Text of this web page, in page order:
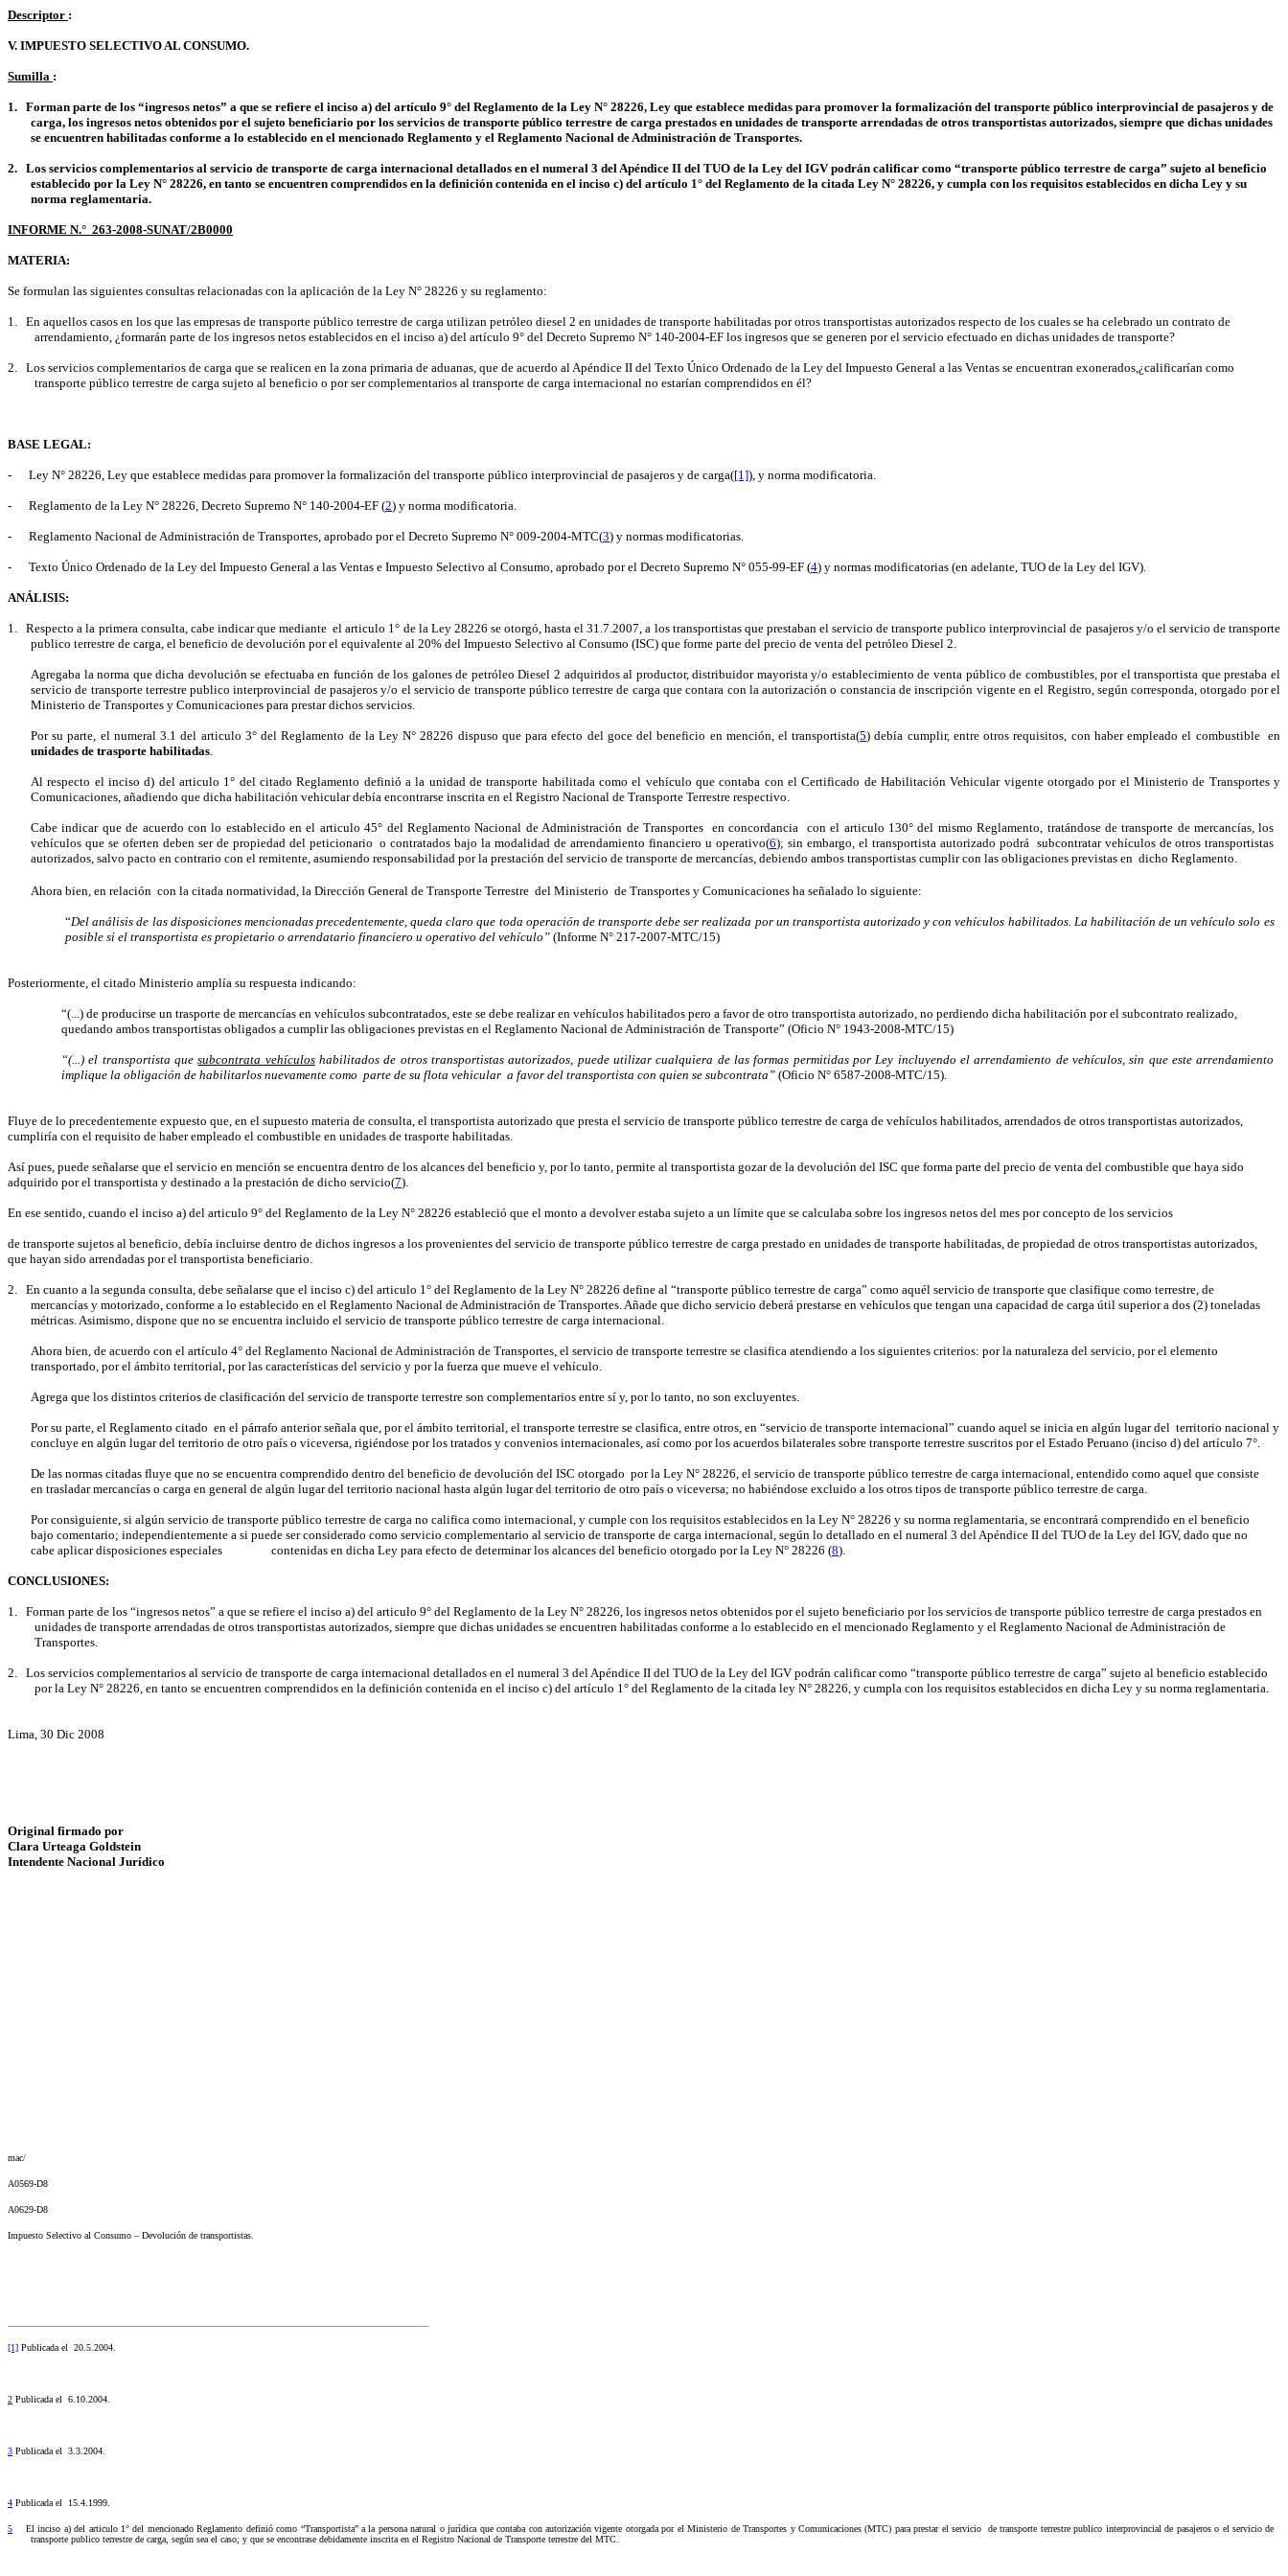
Descriptor :
V. IMPUESTO SELECTIVO AL CONSUMO.
Sumilla :
1.
Forman parte de los “ingresos netos” a que se refiere el inciso a) del artículo 9° del Reglamento de la Ley N° 28226, Ley que establece medidas para promover la formalización del transporte público interprovincial de pasajeros y de
carga, los ingresos netos obtenidos por el sujeto beneficiario por los serviciosde transporte público terrestre de carga prestados en unidades de transporte arrendadas de otros transportistas autorizados, siempre que dichas unidades
se encuentren habilitadas conforme a lo establecido en el mencionado Reglamento y el Reglamento Nacional de Administración de Transportes.
2. Los servicios complementarios al servicio de transporte de carga internacional detallados en el numeral 3 del Apéndice II del TUO de la Ley del IGV podrán calificar como “transporte público terrestre de carga” sujeto al beneficio
establecido por la Ley N° 28226, en tanto se encuentren comprendidos en la definición contenida en el inciso c) del artículo 1° del Reglamento de la citada Ley N° 28226, y cumpla con los requisitos establecidos en dicha Ley y su
norma reglamentaria.
INFORME N.° 263-2008-SUNAT/2B0000
MATERIA:
Se formulan las siguientes consultas relacionadas con la aplicación de la Ley N° 28226 y su reglamento:
1. En aquellos casos en los que las empresas de transporte público terrestre de carga utilizan petróleo diesel 2 en unidades de transporte habilitadas por otros transportistas autorizados respecto de los cuales se ha celebrado un contrato de
arrendamiento, ¿formarán parte de los ingresos netos establecidos en el inciso a) del artículo 9° del Decreto Supremo N° 140-2004-EF los ingresos que se generen por el servicio efectuado en dichas unidades de transporte?
2. Los servicios complementarios de carga que se realicen en la zona primaria de aduanas, que de acuerdo al Apéndice II del Texto Único Ordenado de la Ley del Impuesto General a las Ventas se encuentran exonerados,¿calificarían como
transporte público terrestre de carga sujeto al beneficio o por ser complementarios al transporte de carga internacional no estarían comprendidos en él?
BASE LEGAL:
- Ley N° 28226, Ley que establece medidas para promover la formalización del transporte público interprovincial de pasajeros y de carga([1]), y norma modificatoria.
- Reglamento de la Ley N° 28226, Decreto Supremo N° 140-2004-EF (2) y norma modificatoria.
- Reglamento Nacional de Administración de Transportes, aprobado por el Decreto Supremo N° 009-2004-MTC(3) y normas modificatorias.
- Texto Único Ordenado de la Ley del Impuesto General a las Ventas e Impuesto Selectivo al Consumo, aprobado por el Decreto Supremo N° 055-99-EF (4) y normas modificatorias (en adelante, TUO de la Ley del IGV).
ANÁLISIS:
1. Respecto a la primera consulta, cabe indicar que mediante el articulo 1° de la Ley 28226 se otorgó, hasta el 31.7.2007, a los transportistas que prestaban el servicio de transporte publico interprovincial de pasajeros y/o el servicio de transporte
publico terrestre de carga, el beneficio de devolución por el equivalente al 20% del Impuesto Selectivo al Consumo (ISC) que forme parte del precio de venta del petróleo Diesel 2.
Agregaba la norma que dicha devolución se efectuaba en función de los galones de petróleo Diesel 2 adquiridos al productor, distribuidor mayorista y/o establecimiento de venta público de combustibles, por el transportista que prestaba el
servicio de transporte terrestre publico interprovincial de pasajeros y/o el servicio de transporte público terrestre de carga que contara con la autorización o constancia de inscripción vigente en el Registro, según corresponda, otorgado por el
Ministerio de Transportes y Comunicaciones para prestar dichos servicios.
Por su parte, el numeral 3.1 del articulo 3° del Reglamento de la Ley N° 28226 dispuso que para efecto del goce del beneficio en mención, el transportista(5) debía cumplir, entre otros requisitos, con haber empleado el combustible en
unidades de trasporte habilitadas.
Al respecto el inciso d) del articulo 1° del citado Reglamento definió a la unidad de transporte habilitada como el vehículo que contaba con el Certificado de Habilitación Vehicular vigente otorgado por el Ministerio de Transportes y
Comunicaciones, añadiendo que dicha habilitación vehicular debía encontrarse inscrita en el Registro Nacional de Transporte Terrestre respectivo.
Cabe indicar que de acuerdo con lo establecido en el articulo 45° del Reglamento Nacional de Administración de Transportes en concordancia con el articulo 130° del mismo Reglamento, tratándose de transporte de mercancías, los
vehículos que se oferten deben ser de propiedad del peticionario o contratados bajo la modalidad de arrendamiento financiero u operativo(6); sin embargo, el transportista autorizado podrá subcontratar vehículos de otros transportistas
autorizados, salvo pacto en contrario con el remitente, asumiendo responsabilidad por la prestación del servicio de transporte de mercancías, debiendo ambos transportistas cumplir con las obligaciones previstas en dicho Reglamento.
Ahora bien, en relación con la citada normatividad, la Dirección General de Transporte Terrestre del Ministerio de Transportes y Comunicaciones ha señalado lo siguiente:
“Del análisis de las disposiciones mencionadas precedentemente, queda claro que toda operación de transporte debe ser realizada por un transportista autorizado y con vehículos habilitados. La habilitación de un vehículo solo es
posible si el transportista es propietario o arrendatario financiero u operativo del vehículo”(Informe N° 217-2007-MTC/15)
Posteriormente, el citado Ministerio amplía su respuesta indicando:
“(...) de producirse un trasporte de mercancías en vehículos subcontratados, este se debe realizar en vehículos habilitados pero a favor de otro transportista autorizado, no perdiendo dicha habilitación por el subcontrato realizado,
quedando ambos transportistas obligados a cumplir las obligaciones previstas en el Reglamento Nacional de Administración de Transporte” (Oficio N° 1943-2008-MTC/15)
“(...) el transportista quesubcontrata vehículoshabilitados de otros transportistas autorizados, puede utilizar cualquiera de las formas permitidas por Ley incluyendo el arrendamiento de vehículos, sin que este arrendamiento
implique la obligación de habilitarlos nuevamente como parte de su flota vehicular a favor del transportista con quien se subcontrata” (Oficio N° 6587-2008-MTC/15).
Fluye de lo precedentemente expuesto que, en el supuesto materia de consulta, el transportista autorizado que presta el servicio de transporte público terrestre de carga de vehículos habilitados, arrendados de otros transportistas autorizados,
cumpliría con el requisito de haber empleado el combustible en unidades de trasporte habilitadas.
Así pues, puede señalarse que el servicio en mención se encuentra dentro de los alcances del beneficio y, por lo tanto, permite al transportista gozar de la devolución del ISC que forma parte del precio de venta del combustible que haya sido
adquirido por el transportista y destinado a la prestación de dicho servicio(7).
En ese sentido, cuando el inciso a) del articulo 9° del Reglamento de la Ley N° 28226 estableció que el monto a devolver estaba sujeto a un límite que se calculaba sobre los ingresos netos del mes por concepto de los servicios
de transporte sujetos al beneficio, debía incluirse dentro de dichos ingresos a los provenientes del servicio de transporte público terrestre de carga prestado en unidades de transporte habilitadas, de propiedad de otros transportistas autorizados,
que hayan sido arrendadas por el transportista beneficiario.
2. En cuanto a la segunda consulta, debe señalarse que el inciso c) del articulo 1° del Reglamento de la Ley N° 28226 define al “transporte público terrestre de carga” como aquél servicio de transporte que clasifique como terrestre, de
mercancías y motorizado, conforme a lo establecido en el Reglamento Nacional de Administración de Transportes. Añade que dicho servicio deberá prestarse en vehículos que tengan una capacidad de carga útil superior a dos (2) toneladas
métricas. Asimismo, dispone que no se encuentra incluido el servicio de transporte público terrestre de carga internacional.
Ahora bien, de acuerdo con el artículo 4° del Reglamento Nacional de Administración de Transportes, el servicio de transporte terrestre se clasifica atendiendo a los siguientes criterios: por la naturaleza del servicio, por el elemento
transportado, por el ámbito territorial, por las características del servicio y por la fuerza que mueve el vehículo.
Agrega que los distintos criterios de clasificación del servicio de transporte terrestre son complementarios entre sí y, por lo tanto, no son excluyentes.
Por su parte, el Reglamento citado en el párrafo anterior señala que, por el ámbito territorial, el transporte terrestre se clasifica, entre otros, en “servicio de transporte internacional” cuando aquel se inicia en algún lugar del territorio nacional y
concluye en algún lugar del territorio de otro país o viceversa, rigiéndose por los tratados y convenios internacionales, así como por los acuerdos bilaterales sobre transporte terrestre suscritos por el Estado Peruano (inciso d) del artículo 7°.
De las normas citadas fluye que no se encuentra comprendido dentro del beneficio de devolución del ISC otorgado por la Ley N° 28226, el servicio de transporte público terrestre de carga internacional, entendido como aquel que consiste
en trasladar mercancías o carga en general de algún lugar del territorio nacional hasta algún lugar del territorio de otro país o viceversa; no habiéndose excluido a los otros tipos de transporte público terrestre de carga.
Por consiguiente, si algún servicio de transporte público terrestre de carga no califica como internacional, y cumple con los requisitos establecidos en la Ley N° 28226 y su norma reglamentaria, se encontrará comprendido en el beneficio
bajo comentario; independientemente a si puede ser considerado como servicio complementario al servicio de transporte de carga internacional, según lo detallado en el numeral 3 del Apéndice II del TUO de la Ley del IGV, dado que no
cabe aplicar disposiciones especiales
contenidas en dicha Ley para efecto de determinar los alcances del beneficio otorgado por la Ley N° 28226 (8).
CONCLUSIONES:
1. Forman parte de los “ingresos netos” a que se refiere el inciso a) del articulo 9° del Reglamento de la Ley N° 28226, los ingresos netos obtenidos por el sujeto beneficiario por los servicios de transporte público terrestre de carga prestados en
unidades de transporte arrendadas de otros transportistas autorizados, siempre que dichas unidades se encuentren habilitadas conforme a lo establecido en el mencionado Reglamento y el Reglamento Nacional de Administración de
Transportes.
2. Los servicios complementarios al servicio de transporte de carga internacional detallados en el numeral 3 del Apéndice II del TUO de la Ley del IGV podrán calificar como “transporte público terrestre de carga” sujeto al beneficio establecido
por la Ley N° 28226, en tanto se encuentren comprendidos en la definición contenida en el inciso c) del artículo 1° del Reglamento de la citada ley N° 28226, y cumpla con los requisitos establecidos en dicha Ley y su norma reglamentaria.
Lima, 30 Dic 2008
Original firmado por
Clara Urteaga Goldstein
Intendente Nacional Jurídico
mac/
A0569-D8
A0629-D8
Impuesto Selectivo al Consumo – Devolución de transportistas.
[1] Publicada el 20.5.2004.
2 Publicada el 6.10.2004.
3 Publicada el 3.3.2004.
4 Publicada el 15.4.1999.
5 El inciso a) del articulo 1° del mencionado Reglamento definió como “Transportista” a la persona natural o jurídica que contaba con autorización vigente otorgada por el Ministerio de Transportes y Comunicaciones (MTC) para prestar el servicio
de transporte terrestre publico interprovincial de pasajeros o el servicio de
transporte publico terrestre de carga, según sea el caso; y que se encontrase debidamente inscrita en el Registro Nacional de Transporte terrestre del MTC.